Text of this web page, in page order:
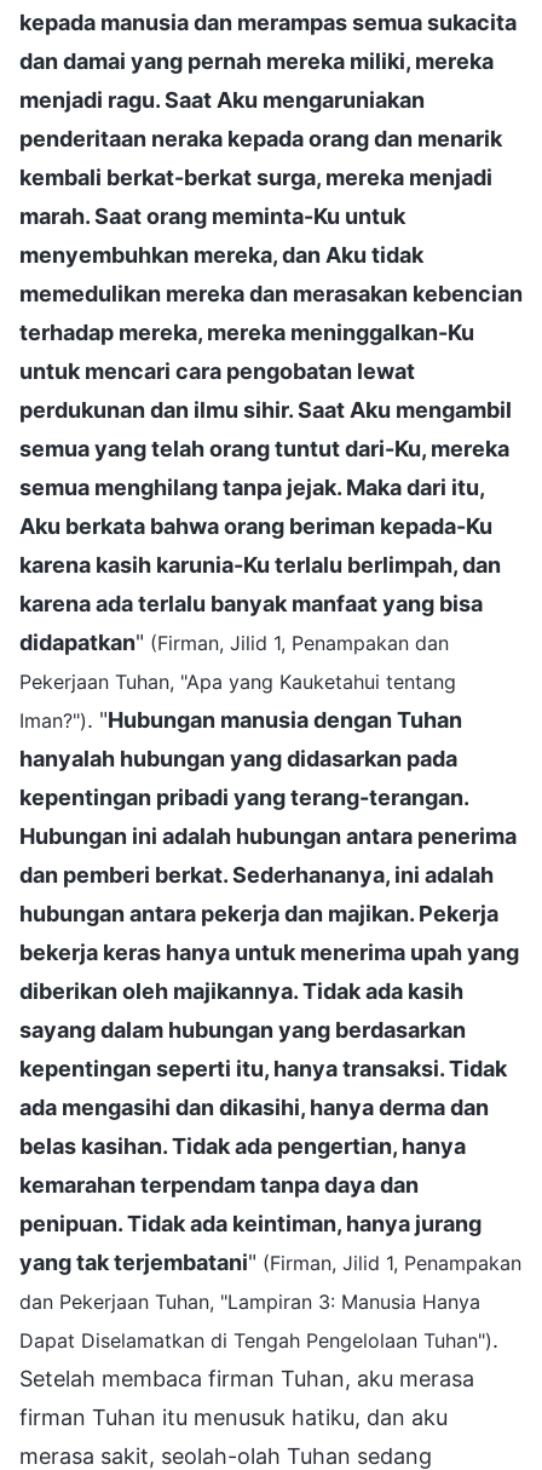
kepada manusia dan merampas semua sukacita
dan damai yang pernah mereka miliki, mereka
menjadi ragu. Saat Aku mengaruniakan
penderitaan neraka kepada orang dan menarik
kembali berkat-berkat surga, mereka menjadi
marah. Saat orang meminta-Ku untuk
menyembuhkan mereka, dan Aku tidak
memedulikan mereka dan merasakan kebencian
terhadap mereka, mereka meninggalkan-Ku
untuk mencari cara pengobatan lewat
perdukunan dan ilmu sihir. Saat Aku mengambil
semua yang telah orang tuntut dari-Ku, mereka
semua menghilang tanpa jejak. Maka dari itu,
Aku berkata bahwa orang beriman kepada-Ku
karena kasih karunia-Ku terlalu berlimpah, dan
karena ada terlalu banyak manfaat yang bisa
didapatkan" (Firman, Jilid 1, Penampakan dan
Pekerjaan Tuhan, "Apa yang Kauketahui tentang
Iman?"). "Hubungan manusia dengan Tuhan
hanyalah hubungan yang didasarkan pada
kepentingan pribadi yang terang-terangan.
Hubungan ini adalah hubungan antara penerima
dan pemberi berkat. Sederhananya, ini adalah
hubungan antara pekerja dan majikan. Pekerja
bekerja keras hanya untuk menerima upah yang
diberikan oleh majikannya. Tidak ada kasih
sayang dalam hubungan yang berdasarkan
kepentingan seperti itu, hanya transaksi. Tidak
ada mengasihi dan dikasihi, hanya derma dan
belas kasihan. Tidak ada pengertian, hanya
kemarahan terpendam tanpa daya dan
penipuan. Tidak ada keintiman, hanya jurang
yang tak terjembatani" (Firman, Jilid 1, Penampakan
dan Pekerjaan Tuhan, "Lampiran 3: Manusia Hanya
Dapat Diselamatkan di Tengah Pengelolaan Tuhan").
Setelah membaca firman Tuhan, aku merasa
firman Tuhan itu menusuk hatiku, dan aku
merasa sakit, seolah-olah Tuhan sedang